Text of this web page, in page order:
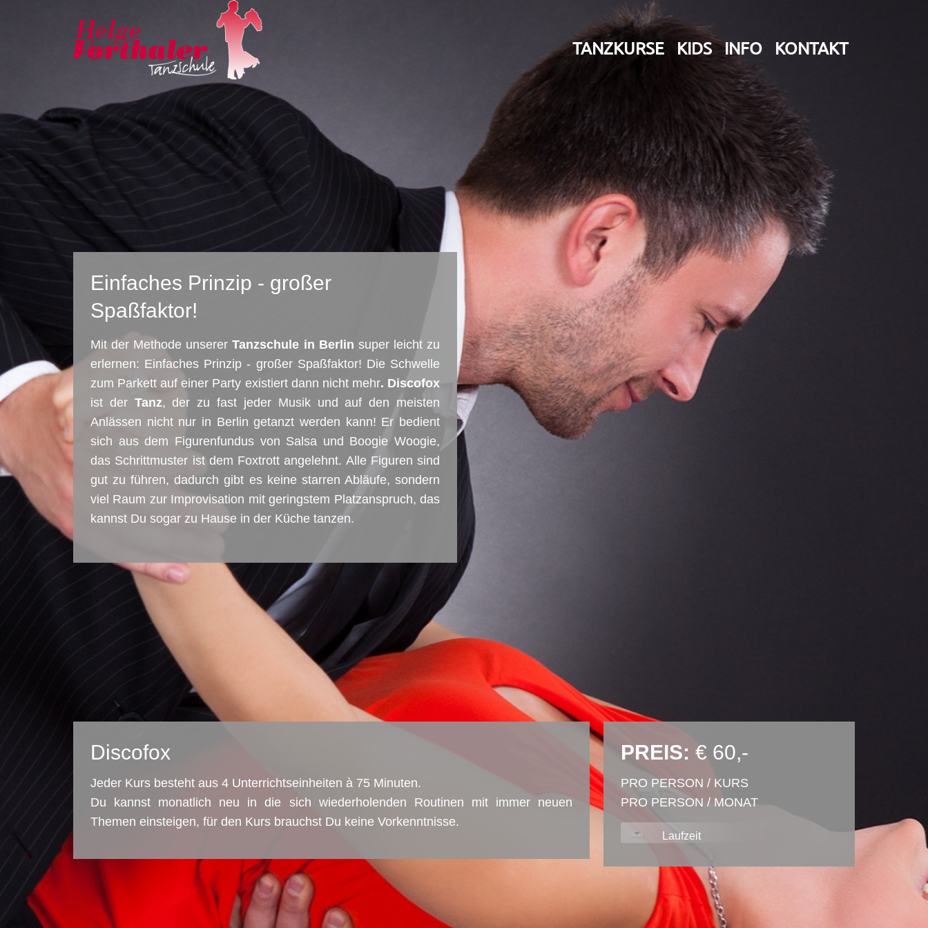
TANZKURSE KIDS INFO KONTAKT
Einfaches Prinzip - großer
Spaßfaktor!
Mit der Methode unsererTanzschule in Berlin super leicht zu
erlernen: Einfaches Prinzip - großer Spaßfaktor! Die Schwelle
zum Parkett auf einer Party existiert dann nicht mehr. Discofox
ist der Tanz, der zu fast jeder Musik und auf den meisten
Anlässen nicht nur in Berlin getanzt werden kann! Er bedient
sich aus dem Figurenfundus von Salsa und Boogie Woogie,
das Schrittmuster ist dem Foxtrott angelehnt. Alle Figuren sind
gut zu führen, dadurch gibt es keine starren Abläufe, sondern
viel Raum zur Improvisation mit geringstem Platzanspruch, das
kannst Du sogar zu Hause in der Küche tanzen.
Discofox
Jeder Kurs besteht aus 4 Unterrichtseinheiten à 75 Minuten.
Du kannst monatlich neu in die sich wiederholenden Routinen mit immer neuen
Themen einsteigen, für den Kurs brauchst Du keine Vorkenntnisse.
PREIS: € 60,-
PRO PERSON / KURS
PRO PERSON / MONAT
Laufzeit